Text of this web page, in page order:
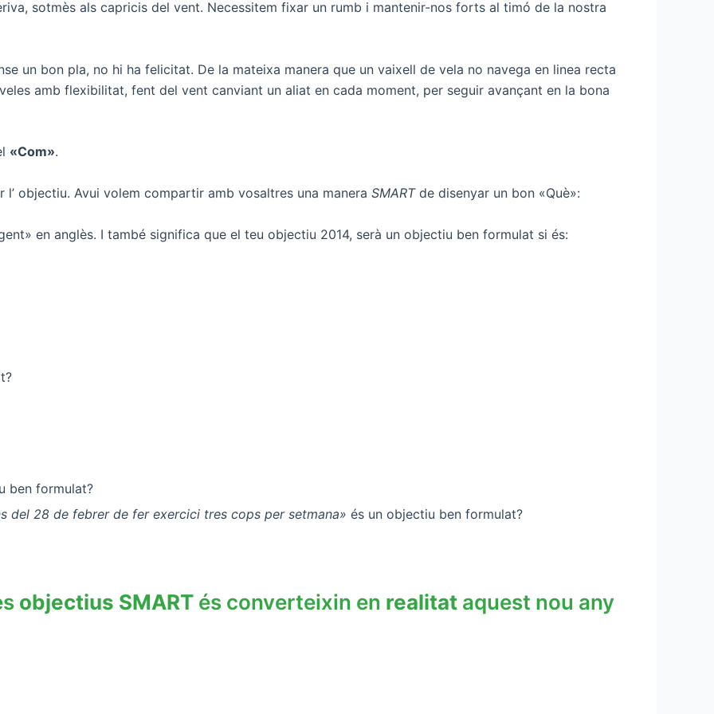
sotmès als capricis del vent. Necessitem fixar un rumb i mantenir-nos forts al timó de la nostra
un bon pla, no hi ha felicitat. De la mateixa manera que un vaixell de vela no navega en linea recta
amb flexibilitat, fent del vent canviant un aliat en cada moment, per seguir avançant en la bona
«Com».
objectiu. Avui volem compartir amb vosaltres una manera SMARTde disenyar un bon «Què»:
en anglès. I també significa que el teu objectiu 2014, serà un objectiu ben formulat si és:
ben formulat?
del 28 de febrer de fer exercici tres cops per setmana» és un objectiu ben formulat?
objectius SMART és converteixin en realitat aquest nou any